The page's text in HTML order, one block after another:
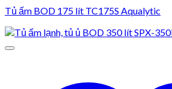
Tủ ấm BOD 175 lít TC175S Aqualytic